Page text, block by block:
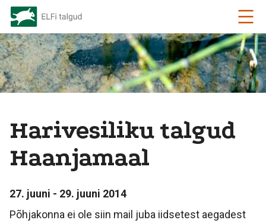
Harivesiliku talgud
Haanjamaal
27. juuni - 29. juuni 2014
Põhjakonna ei ole siin mail juba iidsetest aegadest